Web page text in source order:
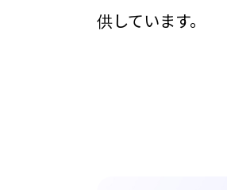
供しています。